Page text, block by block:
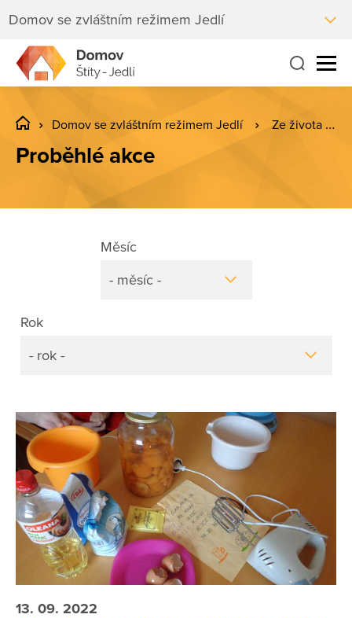
Domov se zvláštním režimem Jedlí
Domov se zvláštním režimem Jedlí Ze života Jedlí
Proběhlé akce
Rok
- rok -
Měsíc
- měsíc -
13. 09. 2022